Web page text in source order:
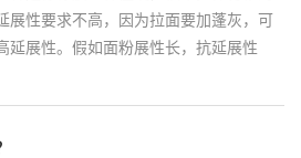
展性要求不高，因为拉面要加蓬灰，可
延展性。假如面粉展性长，抗延展性